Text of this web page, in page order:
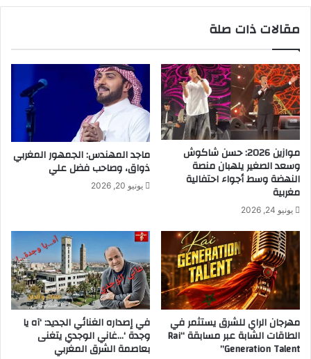
مقالات ذات صلة
موازين 2026: حسن شاكوش
وسعد الصغير يلهبان منصة
النهضة وسط أجواء احتفالية
مغربية
يونيو 24, 2026
ماجد المهندس: الجمهور المغربي
ذواق، وصاحب فضل علي
يونيو 20, 2026
مهرجان الراي للشرق يستثمر في
الطاقات الشابة عبر مسابقة “Rai
Generation Talent”
في إصداره الغنائي الجديد: ‘آه يا
وجدة ‘…غاني الوجدي يتغنى
بعاصمة الشرق المغربي